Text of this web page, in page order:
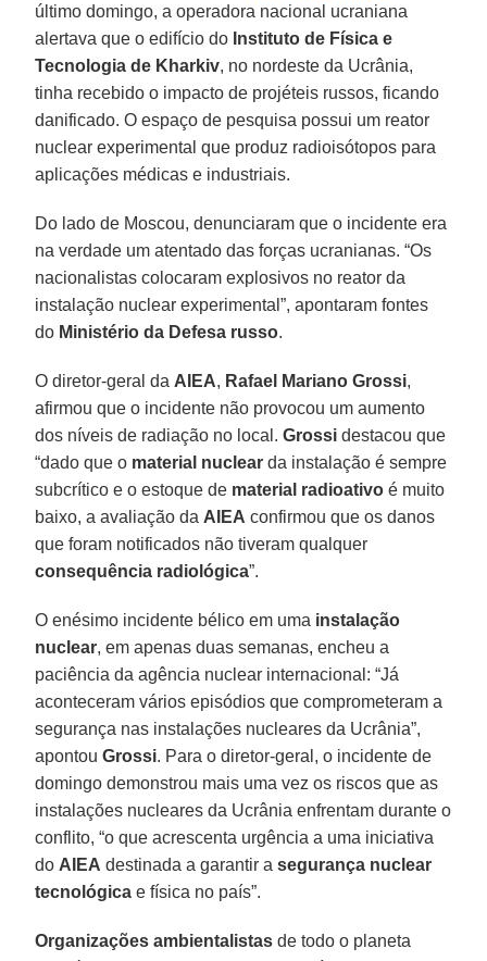
último domingo, a operadora nacional ucraniana
alertava que o edifício do Instituto de Física e
Tecnologia de Kharkiv, no nordeste da Ucrânia,
tinha recebido o impacto de projéteis russos, ficando
danificado. O espaço de pesquisa possui um reator
nuclear experimental que produz radioisótopos para
aplicações médicas e industriais.
Do lado de Moscou, denunciaram que o incidente era
na verdade um atentado das forças ucranianas. “Os
nacionalistas colocaram explosivos no reator da
instalação nuclear experimental”, apontaram fontes
do Ministério da Defesa russo.
O diretor-geral da AIEA, Rafael Mariano Grossi,
afirmou que o incidente não provocou um aumento
dos níveis de radiação no local.Grossi destacou que
“dado que o material nuclear da instalação é sempre
subcrítico e o estoque de material radioativo é muito
baixo, a avaliação da AIEA confirmou que os danos
que foram notificados não tiveram qualquer
consequência radiológica”.
O enésimo incidente bélico em uma instalação
nuclear, em apenas duas semanas, encheu a
paciência da agência nuclear internacional: “Já
aconteceram vários episódios que comprometeram a
segurança nas instalações nucleares da Ucrânia”,
apontouGrossi. Para o diretor-geral, o incidente de
domingo demonstrou mais uma vez os riscos que as
instalações nucleares da Ucrânia enfrentam durante o
conflito, “o que acrescenta urgência a uma iniciativa
do AIEA destinada a garantir asegurança nuclear
tecnológica e física no país”.
Organizações ambientalistas de todo o planeta